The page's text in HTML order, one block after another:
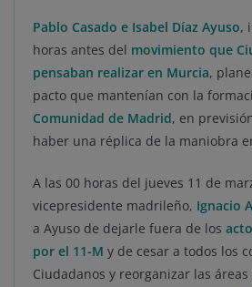
Pablo Casado e Isabel Díaz Ayuso,
horas antes del movimiento que
pensaban realizar en Murcia,
pacto que mantenían con la
Comunidad de Madrid, en
haber una réplica de la maniobra
A las 00 horas del jueves 11 de
vicepresidente madrileño, Ignacio
a Ayuso de dejarle fuera de los
por el 11-M y de cesar a todos los
Ciudadanos y reorganizar las